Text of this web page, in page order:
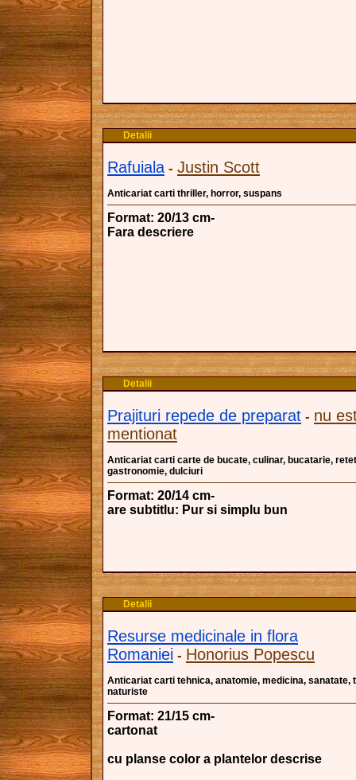
Detalii
Rafuiala- Justin Scott
Anticariat carti thriller, horror, suspans
Format: 20/13 cm-
Fara descriere
Detalii
Prajituri repede de preparat - nu
mentionat
Anticariat carti carte de bucate, culinar, bucatarie,
gastronomie, dulciuri
Format: 20/14 cm-
are subtitlu: Pur si simplu bun
Detalii
Resurse medicinale in flora
Romaniei - Honorius Popescu
Anticariat carti tehnica, anatomie, medicina, sanatate,
naturiste
Format: 21/15 cm-
cartonat
cu planse color a plantelor descrise